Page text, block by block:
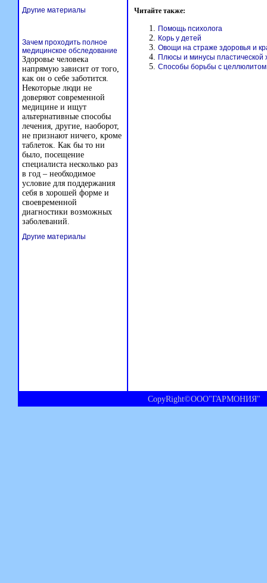
Читайте также:
Помощь психолога
Корь у детей
Овощи на страже здоровья и
Плюсы и минусы пластической
Способы борьбы с целлюлитом
Другие материалы
Зачем проходить полное
медицинское обследование
Здоровье человека
напрямую зависит от того,
как он о себе заботится.
Некоторые люди не
доверяют современной
медицине и ищут
альтернативные способы
лечения, другие, наоборот,
не признают ничего, кроме
таблеток. Как бы то ни
было, посещение
специалиста несколько раз
в год – необходимое
условие для поддержания
себя в хорошей форме и
своевременной
диагностики возможных
заболеваний.
Другие материалы